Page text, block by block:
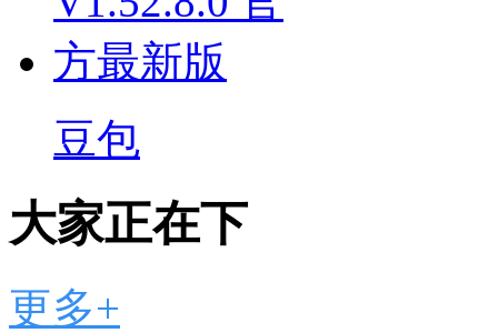
豆包
大家正在下
更多+